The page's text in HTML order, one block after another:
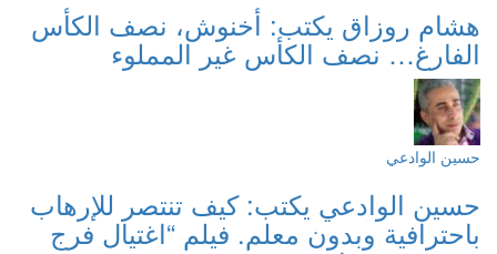
هشام روزاق يكتب: أخنوش، نصف الكأس
الفارغ… نصف الكأس غير المملوء
حسين الوادعي
حسين الوادعي يكتب: كيف تنتصر للإرهاب
باحترافية وبدون معلم. فيلم “اغتيال فرج